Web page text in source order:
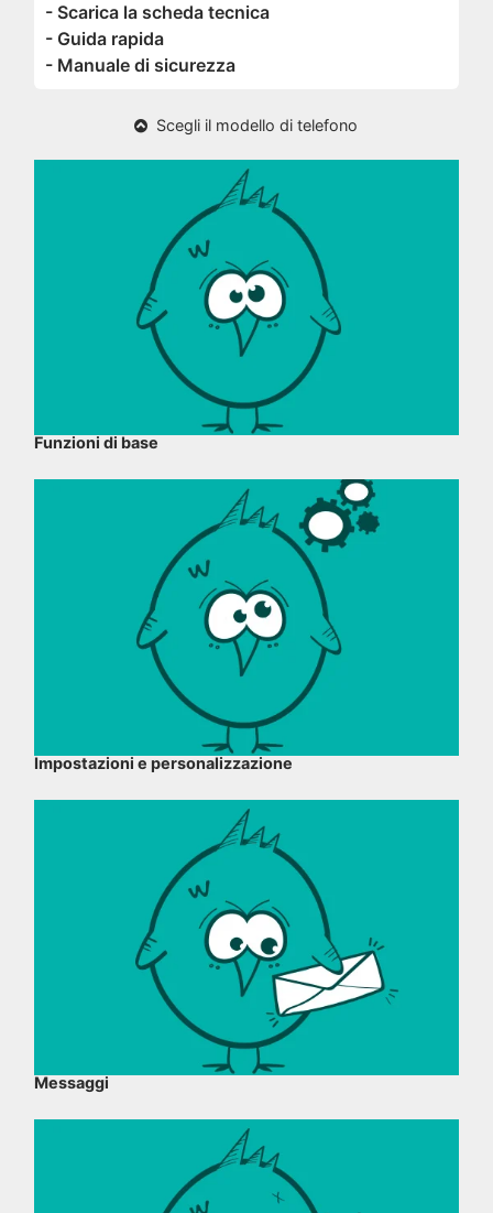
- Scarica la scheda tecnica
- Guida rapida
- Manuale di sicurezza
Scegli il modello di telefono
Funzioni di base
Impostazioni e personalizzazione
Messaggi